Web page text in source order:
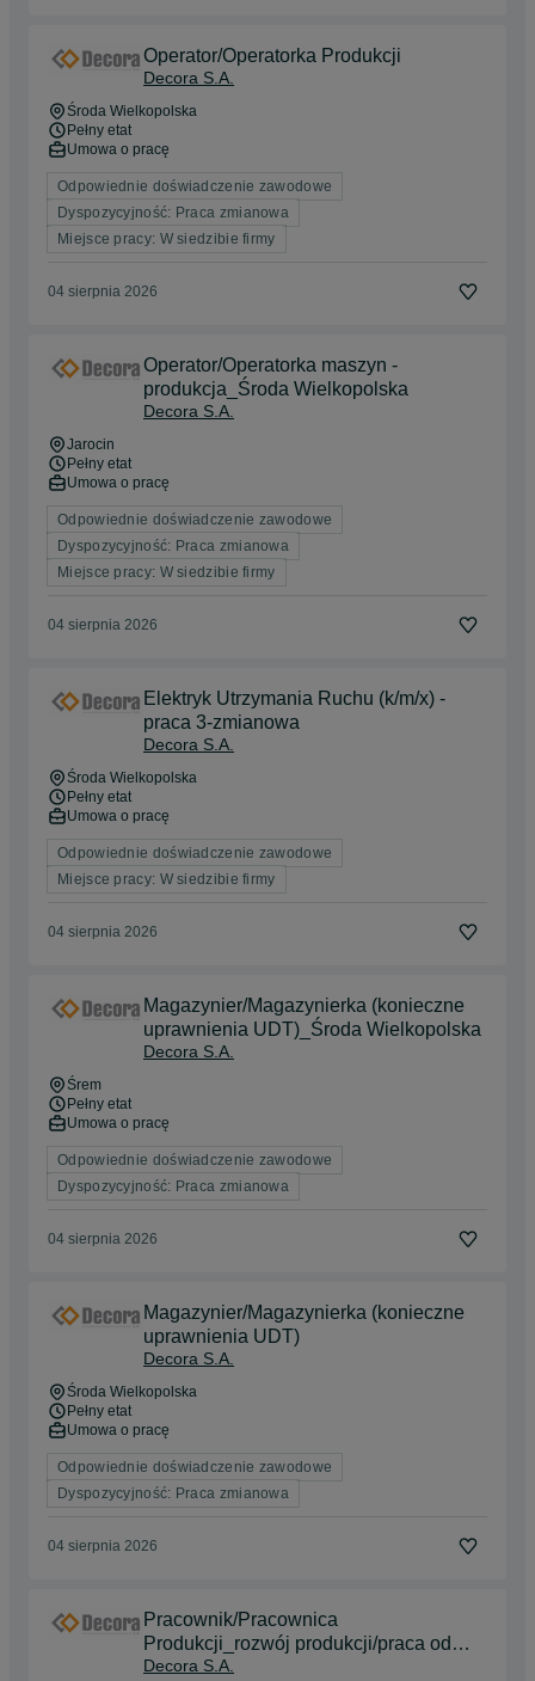
Operator/Operatorka Produkcji
Decora S.A.
Środa Wielkopolska
Pełny etat
Umowa o pracę
Odpowiednie doświadczenie zawodowe
Dyspozycyjność: Praca zmianowa
Miejsce pracy: W siedzibie firmy
04 sierpnia 2026
Operator/Operatorka maszyn -
produkcja_Środa Wielkopolska
Decora S.A.
Jarocin
Pełny etat
Umowa o pracę
Odpowiednie doświadczenie zawodowe
Dyspozycyjność: Praca zmianowa
Miejsce pracy: W siedzibie firmy
04 sierpnia 2026
Elektryk Utrzymania Ruchu (k/m/x) -
praca 3-zmianowa
Decora S.A.
Środa Wielkopolska
Pełny etat
Umowa o pracę
Odpowiednie doświadczenie zawodowe
Miejsce pracy: W siedzibie firmy
04 sierpnia 2026
Magazynier/Magazynierka (konieczne
uprawnienia UDT)_Środa Wielkopolska
Decora S.A.
Śrem
Pełny etat
Umowa o pracę
Odpowiednie doświadczenie zawodowe
Dyspozycyjność: Praca zmianowa
04 sierpnia 2026
Magazynier/Magazynierka (konieczne
uprawnienia UDT)
Decora S.A.
Środa Wielkopolska
Pełny etat
Umowa o pracę
Odpowiednie doświadczenie zawodowe
Dyspozycyjność: Praca zmianowa
04 sierpnia 2026
Pracownik/Pracownica
Produkcji_rozwój produkcji/praca od
zaraz
Decora S.A.